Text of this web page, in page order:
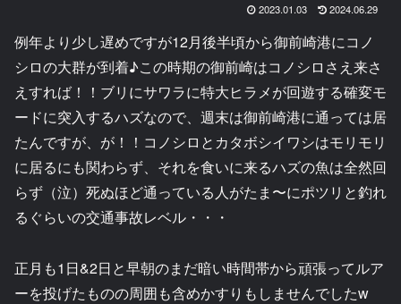
2023.01.03 2024.06.29
例年より少し遅めですが12月後半頃から御前崎港にコノ
シロの大群が到着♪この時期の御前崎はコノシロさえ来さ
えすれば！！ブリにサワラに特大ヒラメが回遊する確変モ
ードに突入するハズなので、週末は御前崎港に通っては居
たんですが、が！！コノシロとカタボシイワシはモリモリ
に居るにも関わらず、それを食いに来るハズの魚は全然回
らず（泣）死ぬほど通っている人がたま〜にポツリと釣れ
るぐらいの交通事故レベル・・・
正月も1日&2日と早朝のまだ暗い時間帯から頑張ってルア
ーを投げたものの周囲も含めかすりもしませんでしたw